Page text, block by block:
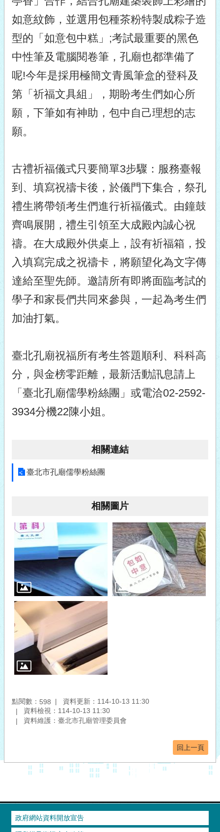
如意紋飾，並選用包種茶粉特製成粽子造
型的「如意包中糕」;考試最重要的黑色
中性筆及電腦閱卷筆，孔廟也都準備了
呢!今年是採用極簡文青風筆盒的登科及
第「祈福文具組」，期盼考生們如心所
願，下筆如有神助，包中自己理想的志
願。
古禮祈福儀式只要簡單3步驟：服務臺報
到、填寫祝禱卡後，於儀門下集合，祭孔
禮生將帶領考生們進行祈福儀式。由鐘鼓
齊鳴展開，禮生引領至大成殿內誠心祝
禱。在大成殿外供桌上，設有祈福箱，投
入填寫完成之祝禱卡，將願望化為文字傳
達給至聖先師。邀請所有即將面臨考試的
學子和家長們共同來參與，一起為考生們
加油打氣。
臺北孔廟祝福所有考生答題順利、科科高
分，與金榜零距離，最新活動訊息請上
「臺北孔廟儒學粉絲團」或電洽02-2592-
3934分機22陳小姐。
相關連結
臺北市孔廟儒學粉絲團
相關圖片
點閱數： 598
資料更新：114-10-13 11:30
資料檢視：114-10-13 11:30
資料維護：臺北市孔廟管理委員會
回上一頁
政府網站資料開放宣告